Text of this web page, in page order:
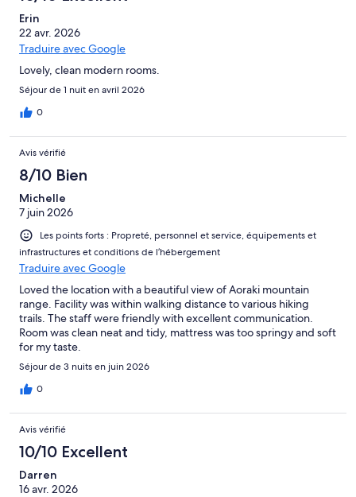
Erin
22 avr. 2026
Traduire avec Google
Lovely, clean modern rooms.
Séjour de 1 nuit en avril 2026
0
Avis vérifié
8/10 Bien
Michelle
7 juin 2026
Les points forts : Propreté, personnel et service, équipements et
infrastructures et conditions de l’hébergement
Traduire avec Google
Loved the location with a beautiful view of Aoraki mountain
range. Facility was within walking distance to various hiking
trails. The staff were friendly with excellent communication.
Room was clean neat and tidy, mattress was too springy and soft
for my taste.
Séjour de 3 nuits en juin 2026
0
Avis vérifié
10/10 Excellent
Darren
16 avr. 2026